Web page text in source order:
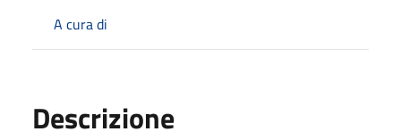
A cura di
Descrizione